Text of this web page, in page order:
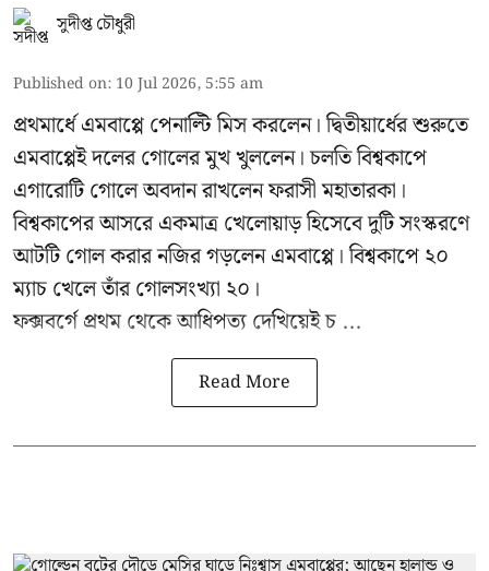
সুদীপ্ত চৌধুরী
Published on: 10 Jul 2026, 5:55 am
প্রথমার্ধে এমবাপ্পে পেনাল্টি মিস করলেন। দ্বিতীয়ার্ধের শুরুতে
এমবাপ্পেই দলের গোলের মুখ খুললেন। চলতি বিশ্বকাপে
এগারোটি গোলে অবদান রাখলেন ফরাসী মহাতারকা।
বিশ্বকাপের আসরে একমাত্র খেলোয়াড় হিসেবে দুটি সংস্করণে
আটটি গোল করারনজির গড়লেন এমবাপ্পে। বিশ্বকাপে ২০
ম্যাচ খেলে তাঁর গোলসংখ্যা ২০।
ফক্সবর্গে প্রথম থেকে আধিপত্য দেখিয়েই চ ...
Read More